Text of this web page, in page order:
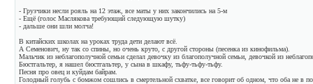
- Грузчики несли рояль на 12 этаж, все маты у них закончились на 5-м
- Ещё (голос Маслякова требующий следующую шутку)
- дальше они шли молча!
В китайских школах на уроках труда дети делают всё.
А Семенович, ну так со спины, но очень круто, с другой стороны (песенка из кинофильма).
Мальчик из неблагополучной семьи сделал девочку из благополучной семьи, девочкой из
Бюстгальтер, я нашел бюстгальтер, у сына в шкафу, тьфу-тьфу-тьфу.
Песня про овец и куйдам байрам.
Голодный голубь с бомжом сошлись в смертельной схватке, все говорит об одном, что оба не в